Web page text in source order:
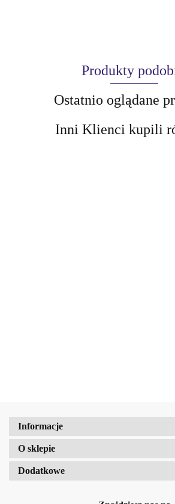
Produkty
Ostatnio oglądane
Inni Klienci kupili
Informacje
O sklepie
Dodatkowe